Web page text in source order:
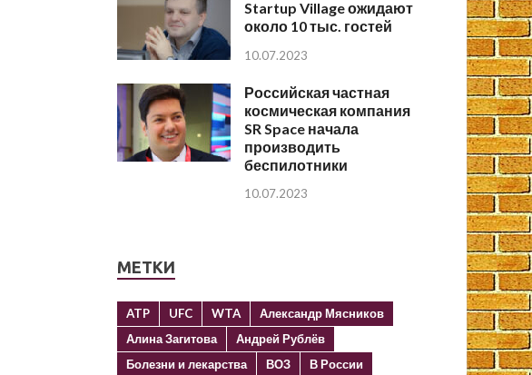
Startup Village ожидают
около 10 тыс. гостей
10.07.2023
Российская частная
космическая компания
SR Space начала
производить
беспилотники
10.07.2023
МЕТКИ
ATP UFC WTA
Александр Мясников
Алина Загитова
Андрей Рублёв
Болезни и лекарства
ВОЗ
В России